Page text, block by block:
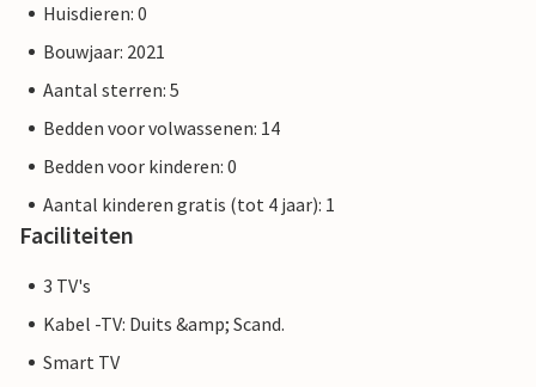
Huisdieren: 0
Bouwjaar: 2021
Aantal sterren: 5
Bedden voor volwassenen: 14
Bedden voor kinderen: 0
Aantal kinderen gratis (tot 4 jaar): 1
Faciliteiten
3 TV's
Kabel -TV: Duits &amp; Scand.
Smart TV